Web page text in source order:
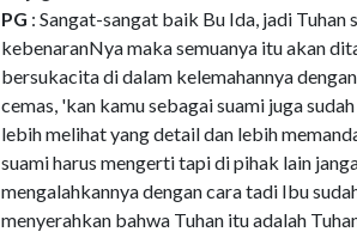
PG : Sangat-sangat baik Bu Ida, jadi
kebenaranNya maka semuanya itu akan
bersukacita di dalam kelemahannya
cemas, 'kan kamu sebagai suami juga
lebih melihat yang detail dan lebih
suami harus mengerti tapi di pihak lain
mengalahkannya dengan cara tadi Ibu
menyerahkan bahwa Tuhan itu adalah